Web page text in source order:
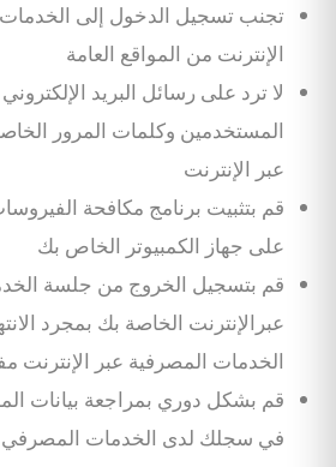
تجنب تسجيل الدخول إلى الخدمات
الإنترنت من المواقع العامة
لا ترد على رسائل البريد
المستخدمين وكلمات المرور
عبر الإنترنت
قم بتثبيت برنامج مكافحة
على جهاز الكمبيوتر الخاص بك
قم بتسجيل الخروج من جلسة
عبرالإنترنت الخاصة بك بمجرد
الخدمات المصرفية عبر الإنترنت
قم بشكل دوري بمراجعة بيانات
في سجلك لدى الخدمات المصرفي